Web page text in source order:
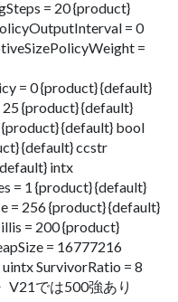
= 20 {product}
= 0
=
= 0 {product} {default}
{product} {default}
{default} bool
{default} ccstr
intx
= 1 {product} {default}
= 256 {product} {default}
= 200 {product}
= 16777216
SurvivorRatio = 8
V21では500強あり